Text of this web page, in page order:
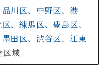
品川区、 中野区、港
区、練馬区、 豊島区、
墨田区、 渋谷区、江東
区域